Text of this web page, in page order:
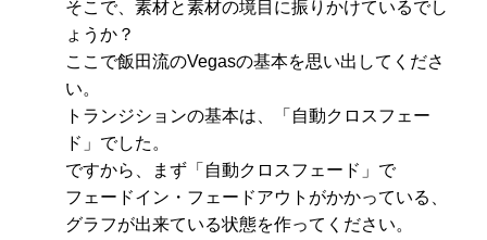
そこで、素材と素材の境目に振りかけているでし
ょうか？
ここで飯田流のVegasの基本を思い出してくださ
い。
トランジションの基本は、「自動クロスフェー
ド」でした。
ですから、まず「自動クロスフェード」で
フェードイン・フェードアウトがかかっている、
グラフが出来ている状態を作ってください。